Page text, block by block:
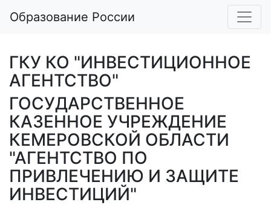
Образование России
ГКУ КО "ИНВЕСТИЦИОННОЕ
АГЕНТСТВО"
ГОСУДАРСТВЕННОЕ
КАЗЕННОЕ УЧРЕЖДЕНИЕ
КЕМЕРОВСКОЙ ОБЛАСТИ
"АГЕНТСТВО ПО
ПРИВЛЕЧЕНИЮ И ЗАЩИТЕ
ИНВЕСТИЦИЙ"